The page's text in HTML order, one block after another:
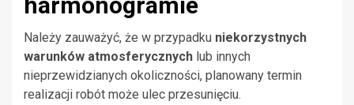
Należy zauważyć, że w przypadku niekorzystnych
warunków atmosferycznych lub innych
nieprzewidzianych okoliczności, planowany termin
realizacji robót może ulec przesunięciu.